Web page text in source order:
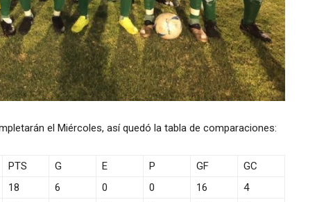
el Miércoles, así quedó la tabla de comparaciones:
PTS G E P GF
GC
18 6 0 0 16
4